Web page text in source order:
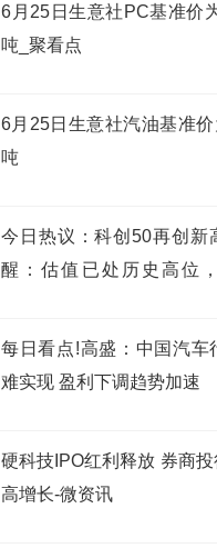
6月25日生意社PC基准价
吨_聚看点
6月25日生意社汽油基准
吨
今日热议：科创50再创新
醒：估值已处历史高位
每日看点!高盛：中国汽车
难实现 盈利下调趋势加速
硬科技IPO红利释放 券商
高增长-微资讯